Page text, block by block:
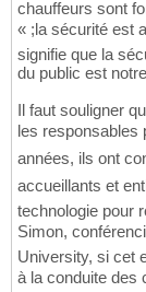
chauffeurs sont
« ;la sécurité est
signifie que la
du public est
Il faut souligner
les responsables
années, ils ont
accueillants et
technologie pour
Simon,
University, si cet
à la conduite des